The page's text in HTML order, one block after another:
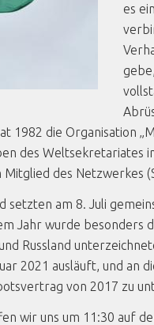
es
1982 die Organisation
des Weltsekretariates
des Netzwerkes
setzten am 8. Juli
Jahr wurde besonders
Russland
2021 ausläuft, und an
von 2017 zu
wir uns um 11:30 auf